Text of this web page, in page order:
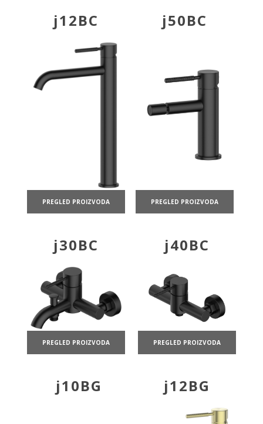
j12BC
PREGLED PROIZVODA
j50BC
PREGLED PROIZVODA
j30BC
PREGLED PROIZVODA
j40BC
PREGLED PROIZVODA
j10BG j12BG